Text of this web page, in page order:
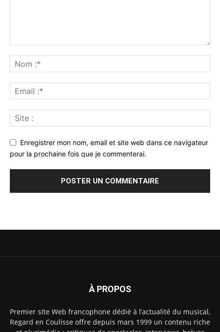
Enregistrer mon nom, email et site web dans ce navigateur
pour la prochaine fois que je commenterai.
À PROPOS
Premier site Web francophone dédié à l’actualité du musical,
Regard en Coulisse offre depuis mars 1999 un contenu riche